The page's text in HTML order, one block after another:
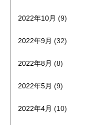
2022年10月 (9)
2022年9月 (32)
2022年8月 (8)
2022年5月 (9)
2022年4月 (10)